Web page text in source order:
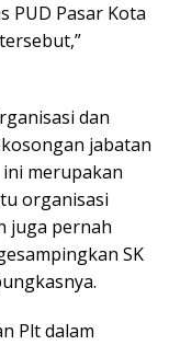
PUD Pasar Kota
dan
jabatan
merupakan
organisasi
juga pernah
SK
Plt dalam